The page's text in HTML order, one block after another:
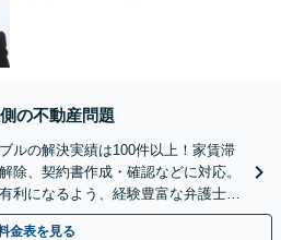
の不動産問題
ルの解決実績は100件以上！家賃滞
除、契約書作成・確認などに対応。
利になるよう、経験豊富な弁護士が
からお越しください
金表を見る